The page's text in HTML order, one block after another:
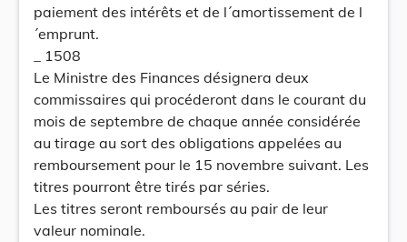
paiement des intérêts et de l´amortissement de l
´emprunt.
_ 1508
Le Ministre des Finances désignera deux
commissaires qui procéderont dans le courant du
mois de septembre de chaque année considérée
au tirage au sort des obligations appelées au
remboursement pour le 15 novembre suivant. Les
titres pourront être tirés par séries.
Les titres seront remboursés au pair de leur
valeur nominale.